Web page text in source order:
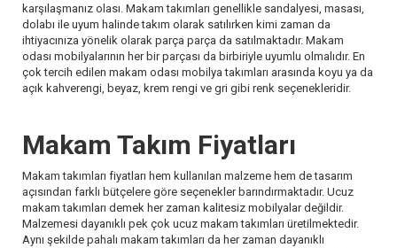
karşılaşmanız olası. Makam takımları genellikle sandalyesi, masası,
dolabı ile uyum halinde takım olarak satılırken kimi zaman da
ihtiyacınıza yönelik olarak parça parça da satılmaktadır. Makam
odası mobilyalarının her bir parçası da birbiriyle uyumlu olmalıdır. En
çok tercih edilen makam odası mobilya takımları arasında koyu ya da
açık kahverengi, beyaz, krem rengi ve gri gibi renk seçenekleridir.
Makam Takım Fiyatları
Makam takımları fiyatları hem kullanılan malzeme hem de tasarım
açısından farklı bütçelere göre seçenekler barındırmaktadır. Ucuz
makam takımları demek her zaman kalitesiz mobilyalar değildir.
Malzemesi dayanıklı pek çok ucuz makam takımları üretilmektedir.
Aynı şekilde pahalı makam takımları da her zaman dayanıklı